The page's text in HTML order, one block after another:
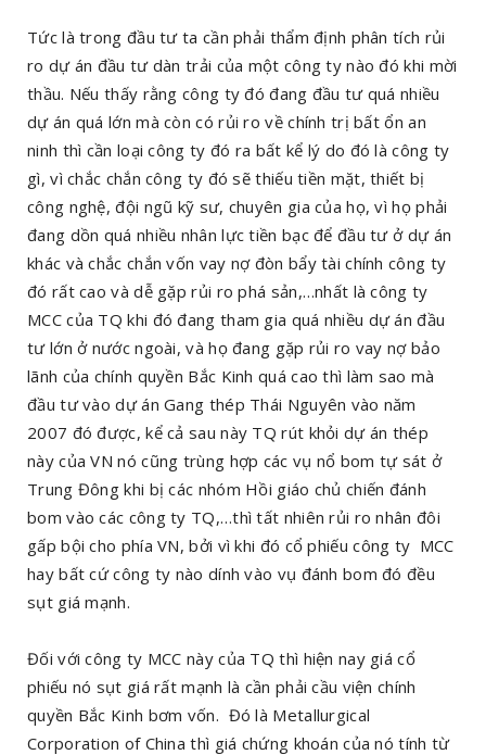
Tức là trong đầu tư ta cần phải thẩm định phân tích rủi
ro dự án đầu tư dàn trải của một công ty nào đó khi mời
thầu. Nếu thấy rằng công ty đó đang đầu tư quá nhiều
dự án quá lớn mà còn có rủi ro về chính trị bất ổn an
ninh thì cần loại công ty đó ra bất kể lý do đó là công ty
gì, vì chắc chắn công ty đó sẽ thiếu tiền mặt, thiết bị
công nghệ, đội ngũ kỹ sư, chuyên gia của họ, vì họ phải
đang dồn quá nhiều nhân lực tiền bạc để đầu tư ở dự án
khác và chắc chắn vốn vay nợ đòn bẩy tài chính công ty
đó rất cao và dễ gặp rủi ro phá sản,…nhất là công ty
MCC của TQ khi đó đang tham gia quá nhiều dự án đầu
tư lớn ở nước ngoài, và họ đang gặp rủi ro vay nợ bảo
lãnh của chính quyền Bắc Kinh quá cao thì làm sao mà
đầu tư vào dự án Gang thép Thái Nguyên vào năm
2007 đó được, kể cả sau này TQ rút khỏi dự án thép
này của VN nó cũng trùng hợp các vụ nổ bom tự sát ở
Trung Đông khi bị các nhóm Hồi giáo chủ chiến đánh
bom vào các công ty TQ,…thì tất nhiên rủi ro nhân đôi
gấp bội cho phía VN, bởi vì khi đó cổ phiếu công ty MCC
hay bất cứ công ty nào dính vào vụ đánh bom đó đều
sụt giá mạnh.
Đối với công ty MCC này của TQ thì hiện nay giá cổ
phiếu nó sụt giá rất mạnh là cần phải cầu viện chính
quyền Bắc Kinh bơm vốn. Đó là Metallurgical
Corporation of China thì giá chứng khoán của nó tính từ